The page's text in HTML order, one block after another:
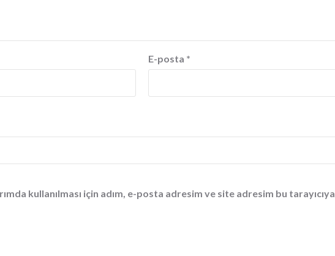
E-posta *
kullanılması için adım, e-posta adresim ve site adresim bu tarayıcıya